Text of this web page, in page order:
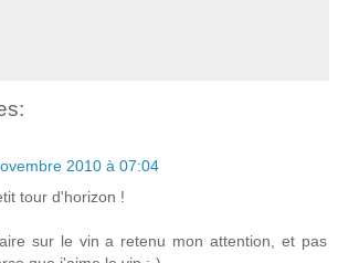
2010 à 07:04
tour d'horizon !
sur le vin a retenu mon attention, et pas